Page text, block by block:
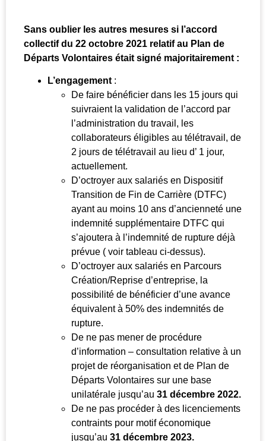
Sans oublier les autres mesures si l’accord
collectif du 22 octobre 2021 relatif au Plan de
Départs Volontaires était signé majoritairement :
L’engagement :
De faire bénéficier dans les 15 jours qui
suivraient la validation de l’accord par
l’administration du travail, les
collaborateurs éligibles au télétravail, de
2 jours de télétravail au lieu d’ 1 jour,
actuellement.
D’octroyer aux salariés en Dispositif
Transition de Fin de Carrière (DTFC)
ayant au moins 10 ans d’ancienneté une
indemnité supplémentaire DTFC qui
s’ajoutera à l’indemnité de rupture déjà
prévue ( voir tableau ci-dessus).
D’octroyer aux salariés en Parcours
Création/Reprise d’entreprise, la
possibilité de bénéficier d’une avance
équivalent à 50% des indemnités de
rupture.
De ne pas mener de procédure
d’information – consultation relative à un
projet de réorganisation et de Plan de
Départs Volontaires sur une base
unilatérale jusqu’au 31 décembre 2022.
De ne pas procéder à des licenciements
contraints pour motif économique
jusqu’au 31 décembre 2023.